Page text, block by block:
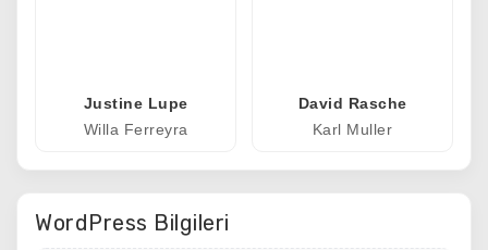
Justine Lupe
Willa Ferreyra
David Rasche
Karl Muller
WordPress Bilgileri